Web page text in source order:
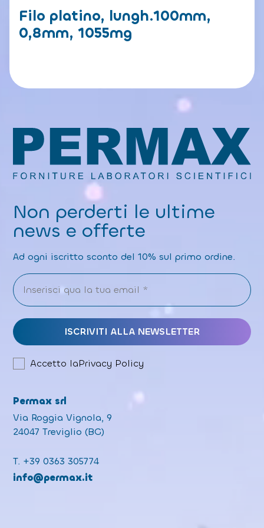
Filo platino, lungh.100mm,
0,8mm, 1055mg
Non perderti le ultime
news e offerte
Ad ogni iscritto sconto del 10% sul primo ordine.
Accetto laPrivacy Policy
Permax srl
Via Roggia Vignola, 9
24047 Treviglio (BG)
T. +39 0363 305774
info@permax.it